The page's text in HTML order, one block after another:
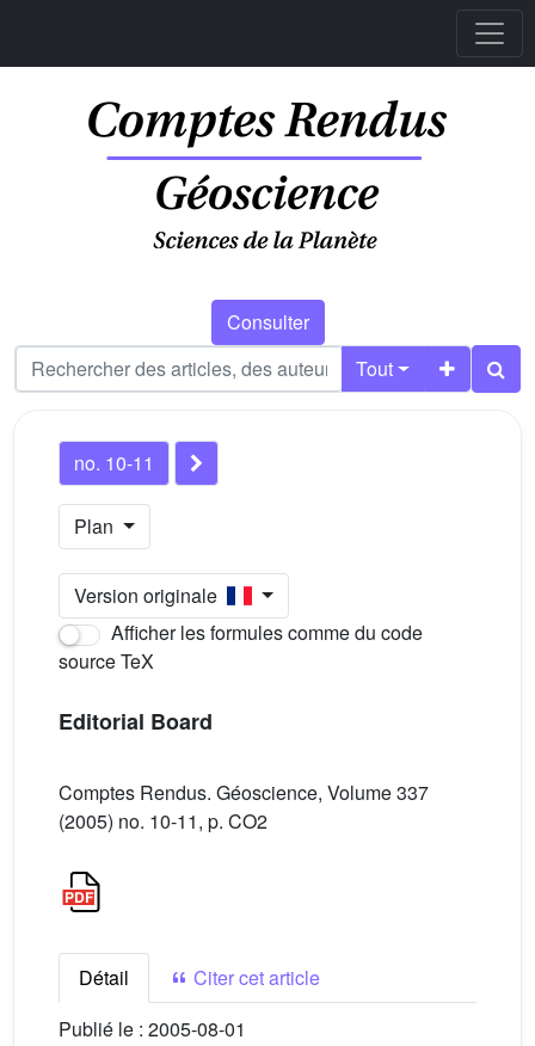
Consulter
Tout
no. 10-11
Plan
Version originale
Afficher les formules comme du code
source TeX
Editorial Board
Comptes Rendus. Géoscience, Volume 337
(2005) no. 10-11, p. CO2
Détail
Citer cet article
Publié le : 2005-08-01